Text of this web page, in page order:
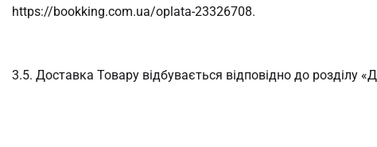
https://bookking.com.ua/oplata-23326708.
3.5. Доставка Товару відбувається відповідно до